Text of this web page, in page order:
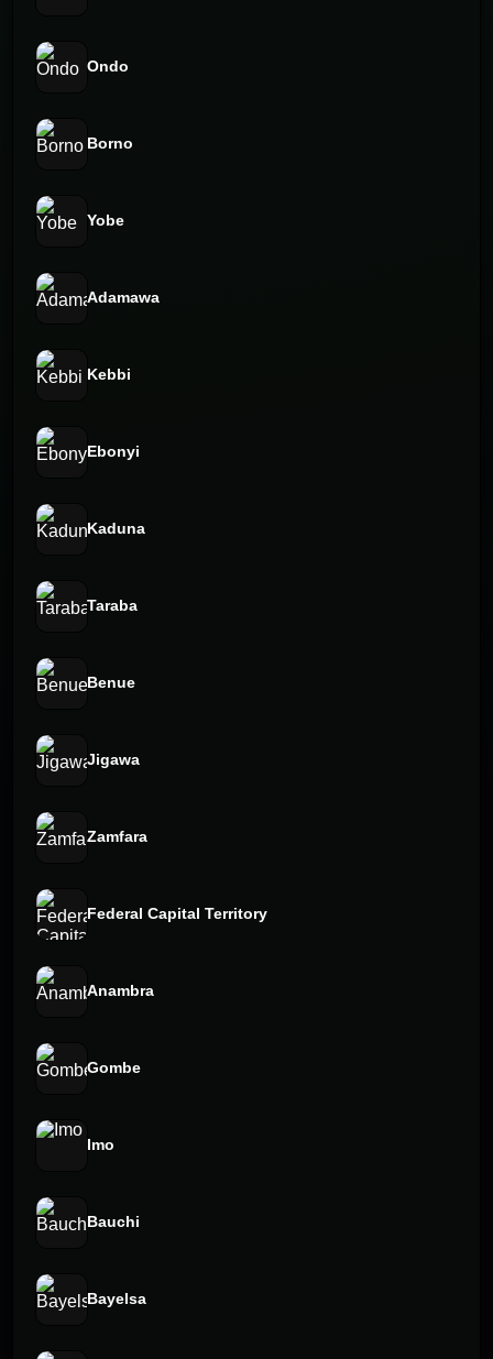
Ondo
Borno
Yobe
Adamawa
Kebbi
Ebonyi
Kaduna
Taraba
Benue
Jigawa
Zamfara
Federal Capital Territory
Anambra
Gombe
Imo
Bauchi
Bayelsa